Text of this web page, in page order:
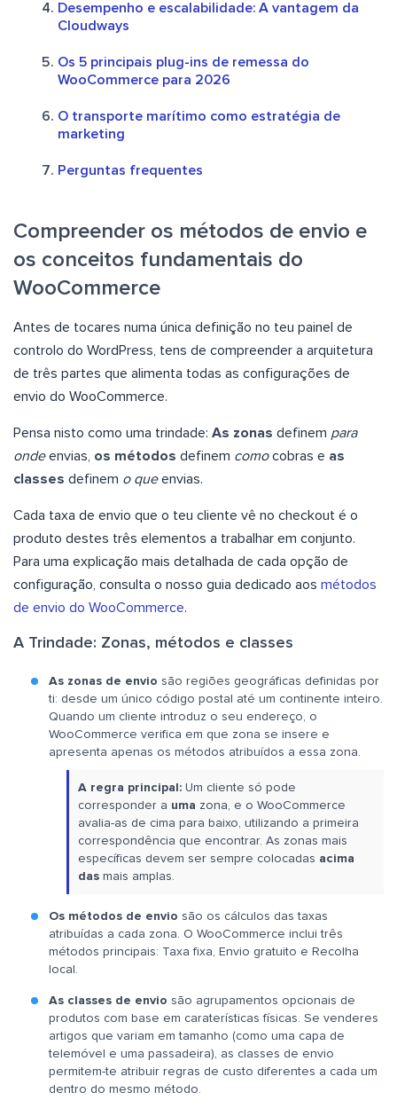
Desempenho e escalabilidade: A vantagem da
Cloudways
Os 5 principais plug-ins de remessa do
WooCommerce para 2026
O transporte marítimo como estratégia de
marketing
Perguntas frequentes
Compreender os métodos de envio e
os conceitos fundamentais do
WooCommerce
Antes de tocares numa única definição no teu painel de
controlo do WordPress, tens de compreender a arquitetura
de três partes que alimenta todas as configurações de
envio do WooCommerce.
Pensa nisto como uma trindade: As zonas definem para
ondeenvias, os métodos definem comocobras e as
classes definem o queenvias.
Cada taxa de envio que o teu cliente vê no checkout é o
produto destes três elementos a trabalhar em conjunto.
Para uma explicação mais detalhada de cada opção de
configuração, consulta o nosso guia dedicado aos métodos
de envio do WooCommerce.
A Trindade: Zonas, métodos e classes
As zonas de envio são regiões geográficas definidas por
ti: desde um único código postal até um continente inteiro.
Quando um cliente introduz o seu endereço, o
WooCommerce verifica em que zona se insere e
apresenta apenas os métodos atribuídos a essa zona.
A regra principal: Um cliente só pode
corresponder a uma zona, e o WooCommerce
avalia-as de cima para baixo, utilizando a primeira
correspondência que encontrar. As zonas mais
específicas devem ser sempre colocadas acima
das mais amplas.
Os métodos de envio são os cálculos das taxas
atribuídas a cada zona. O WooCommerce inclui três
métodos principais: Taxa fixa, Envio gratuito e Recolha
local.
As classes de envio são agrupamentos opcionais de
produtos com base em caraterísticas físicas. Se venderes
artigos que variam em tamanho (como uma capa de
telemóvel e uma passadeira), as classes de envio
permitem-te atribuir regras de custo diferentes a cada um
dentro do mesmo método.